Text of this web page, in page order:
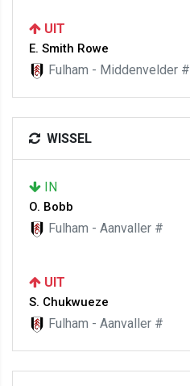
UIT
E. Smith Rowe
Fulham - Middenvelder #
WISSEL
IN
O. Bobb
Fulham - Aanvaller #
UIT
S. Chukwueze
Fulham - Aanvaller #